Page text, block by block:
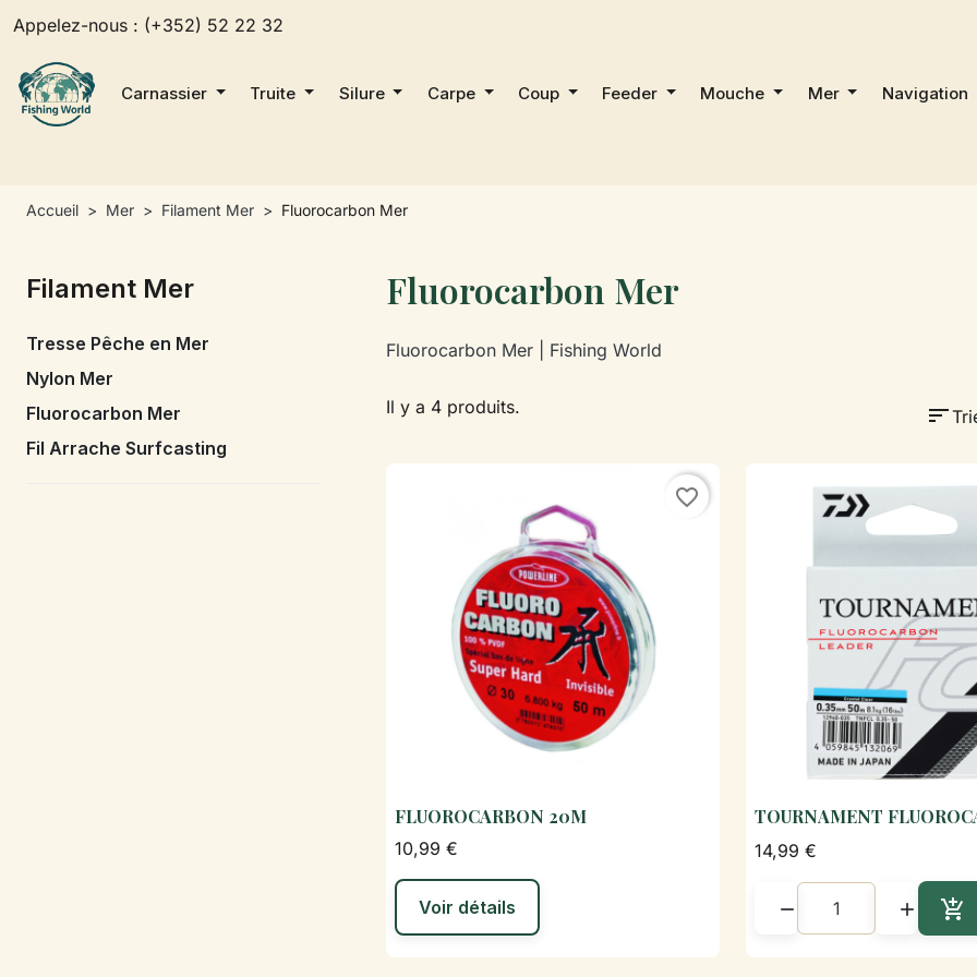
Appelez-nous : (+352) 52 22 32
Carnassier Truite Silure Carpe Coup Feeder Mouche Mer Navigation
Accueil Mer Filament Mer Fluorocarbon Mer
Filament Mer
Tresse Pêche en Mer
Nylon Mer
Fluorocarbon Mer
Fil Arrache Surfcasting
Fluorocarbon Mer
Fluorocarbon Mer | Fishing World
Il y a 4 produits. sort
favorite_border
FLUOROCARBON 20M
10,99 €
Voir détails
TOURNAMENT
14,99 €
  